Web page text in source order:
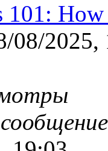
101:
08/2025,